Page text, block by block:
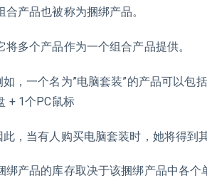
合产品也被称为捆绑产品。
将多个产品作为一个组合产品提供。
，一个名为”电脑套装”的产品可以包
+ 1个PC鼠标
，当有人购买电脑套装时，她将得到其
绑产品的库存取决于该捆绑产品中各个